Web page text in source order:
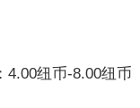
纽币-8.00纽币